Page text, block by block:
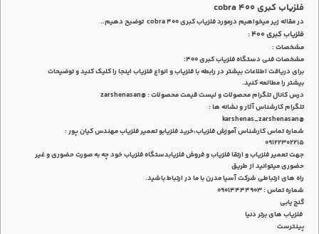
فلزیاب کبری ۴۰۰ cobra
در مقاله زیر میخواهیم درمورد فلزیاب کبری ۴۰۰ cobra توضیح دهیم..
فلزیاب کبری ۴۰۰ :
مشخصات :
مشخصات فنی دستگاه فلزیاب کبری ۴۰۰:
برای دریافت اطلاعات بیشتر در رابطه با فلزیاب و انواع فلزیاب اینجا را کلیک کنید و توضیحات
بیشتر را مطالعه کنید.
درس کانال تلگرام محصولات و لیست قیمت محصولات : @zarshenasan
تلگرام کارشناس آثار و نشانه ها :
@karshenas_zarshenasan
شماره تماس کارشناس آموزش فلزیاب،خرید فلزیابو تعمیر فلزیاب مهندس کیان پور :
۰۹۱۲۲۳۰۲۲۱۵
جهت تعمیر فلزیاب و ارتقا فلزیاب و فروش فلزیابدستگاه فلزیاب خود چه به صورت حضوری و غیر
حضوری میتوانید از طریق
راه های ارتباطی شرکت آسیا مدرن با ما در ارتباط باشید.
شماره تماس : 09014444903
گنج یابی
فلزیاب های برتر دنیا
پینترست